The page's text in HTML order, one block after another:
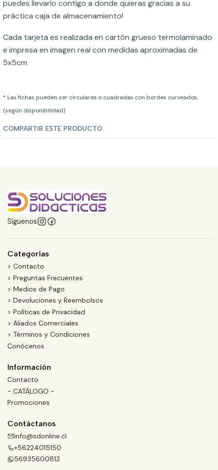
puedes llevarlo contigo a donde quieras gracias a su
práctica caja de almacenamiento!
Cada tarjeta es realizada en cartón grueso termolaminado
e impresa en imagen real con medidas aproximadas de
5x5cm
* Las fichas pueden ser circulares o cuadradas con bordes curveados.
(según disponibilidad)
COMPARTIR ESTE PRODUCTO
Síguenos
Categorías
> Contacto
> Preguntas Frecuentes
> Medios de Pago
> Devoluciones y Reembolsos
> Políticas de Privacidad
> Aliados Comerciales
> Términos y Condiciones
Conócenos
Información
Contacto
- CATÁLOGO -
Promociones
Contáctanos
info@sdonline.cl
+56224015150
56935600813